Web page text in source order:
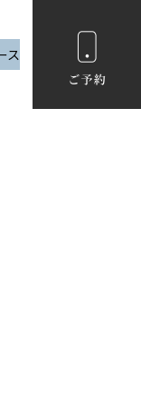
ス